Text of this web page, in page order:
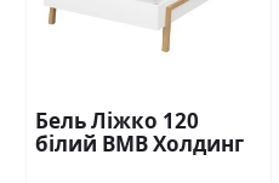
Бель Ліжко 120
білий ВМВ Холдинг